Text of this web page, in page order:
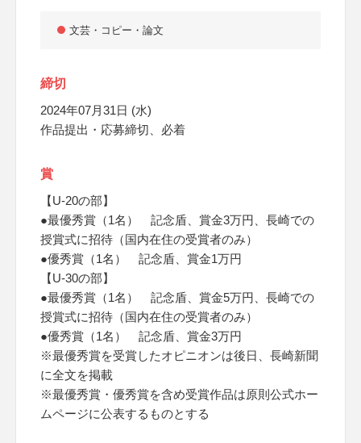
文芸・コピー・論文
締切
2024年07月31日 (水)
作品提出・応募締切、必着
賞
【U-20の部】
●最優秀賞（1名） 記念盾、賞金3万円、長崎での
授賞式に招待（国内在住の受賞者のみ）
●優秀賞（1名） 記念盾、賞金1万円
【U-30の部】
●最優秀賞（1名） 記念盾、賞金5万円、長崎での
授賞式に招待（国内在住の受賞者のみ）
●優秀賞（1名） 記念盾、賞金3万円
※最優秀賞を受賞したオピニオンは後日、長崎新聞
に全文を掲載
※最優秀賞・優秀賞を含め受賞作品は原則公式ホー
ムページに公表するものとする